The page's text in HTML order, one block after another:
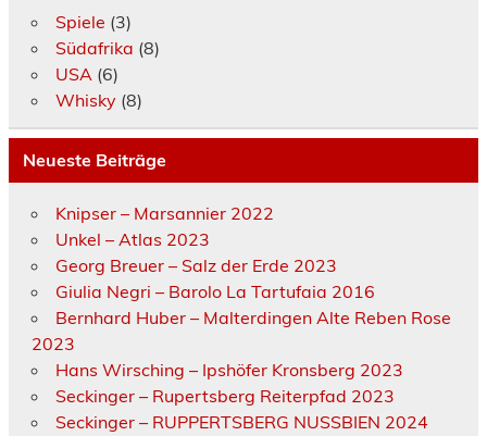
Spiele (3)
Südafrika (8)
USA(6)
Whisky(8)
Neueste Beiträge
Knipser – Marsannier 2022
Unkel – Atlas 2023
Georg Breuer – Salz der Erde 2023
Giulia Negri – Barolo La Tartufaia 2016
Bernhard Huber – Malterdingen Alte Reben Rose
2023
Hans Wirsching – Ipshöfer Kronsberg 2023
Seckinger – Rupertsberg Reiterpfad 2023
Seckinger – RUPPERTSBERG NUSSBIEN 2024